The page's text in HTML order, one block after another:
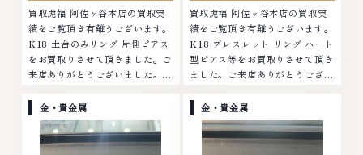
買取虎福 阿佐ヶ谷本店の買取実
績をご覧頂き有難うございます。
K18 土台のみリング 片側ピアス
をお買取りさせて頂きました。ご
来店ありがとうございました。■
ダイヤモンド ブランド品 ブラン
ド衣類 お酒買取りのことなら、
お任せください...
買取虎福 阿佐ヶ谷本店の買取実
績をご覧頂き有難うございます。
K18 ブレスレット リング ハート
型ピアス等をお買取りさせて頂き
ました。ご来店ありがとうござい
金 プラチナ ダイヤモンド ブラン
ド品 ブランド衣類 お酒買取りの
ことなら、お...
金・貴金属 金・貴金属